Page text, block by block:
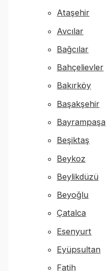
Ataşehir
Avcılar
Bağcılar
Bahçelievler
Bakırköy
Başakşehir
Bayrampaşa
Beşiktaş
Beykoz
Beylikdüzü
Beyoğlu
Çatalca
Esenyurt
Eyüpsultan
Fatih